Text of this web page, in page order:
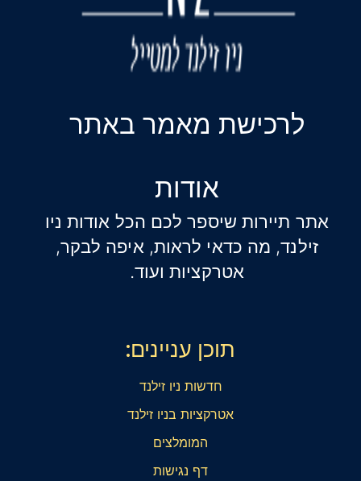
לרכישת מאמר באתר
אודות
אתר תיירות שיספר לכם הכל אודות ניו
זילנד, מה כדאי לראות, איפה לבקר,
אטרקציות ועוד.
תוכן עניינים:
חדשות ניו זילנד
אטרקציות בניו זילנד
המומלצים
דף נגישות